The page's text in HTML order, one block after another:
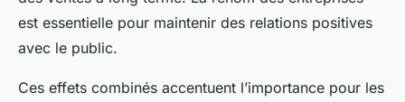
est essentielle pour maintenir des relations positives
avec le public.
Ces effets combinés accentuent l’importance pour les